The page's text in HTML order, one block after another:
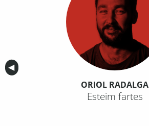
Anterior
◀︎
ORIOL RADALGA
Esteim fartes